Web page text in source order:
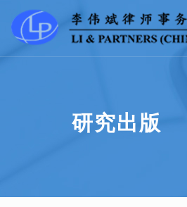
研究出版